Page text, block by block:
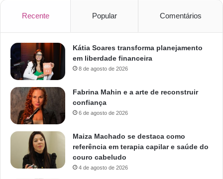
Recente Popular Comentários
Kátia Soares transforma planejamento
em liberdade financeira
8 de agosto de 2026
Fabrina Mahin e a arte de reconstruir
confiança
6 de agosto de 2026
Maiza Machado se destaca como
referência em terapia capilar e saúde do
couro cabeludo
4 de agosto de 2026